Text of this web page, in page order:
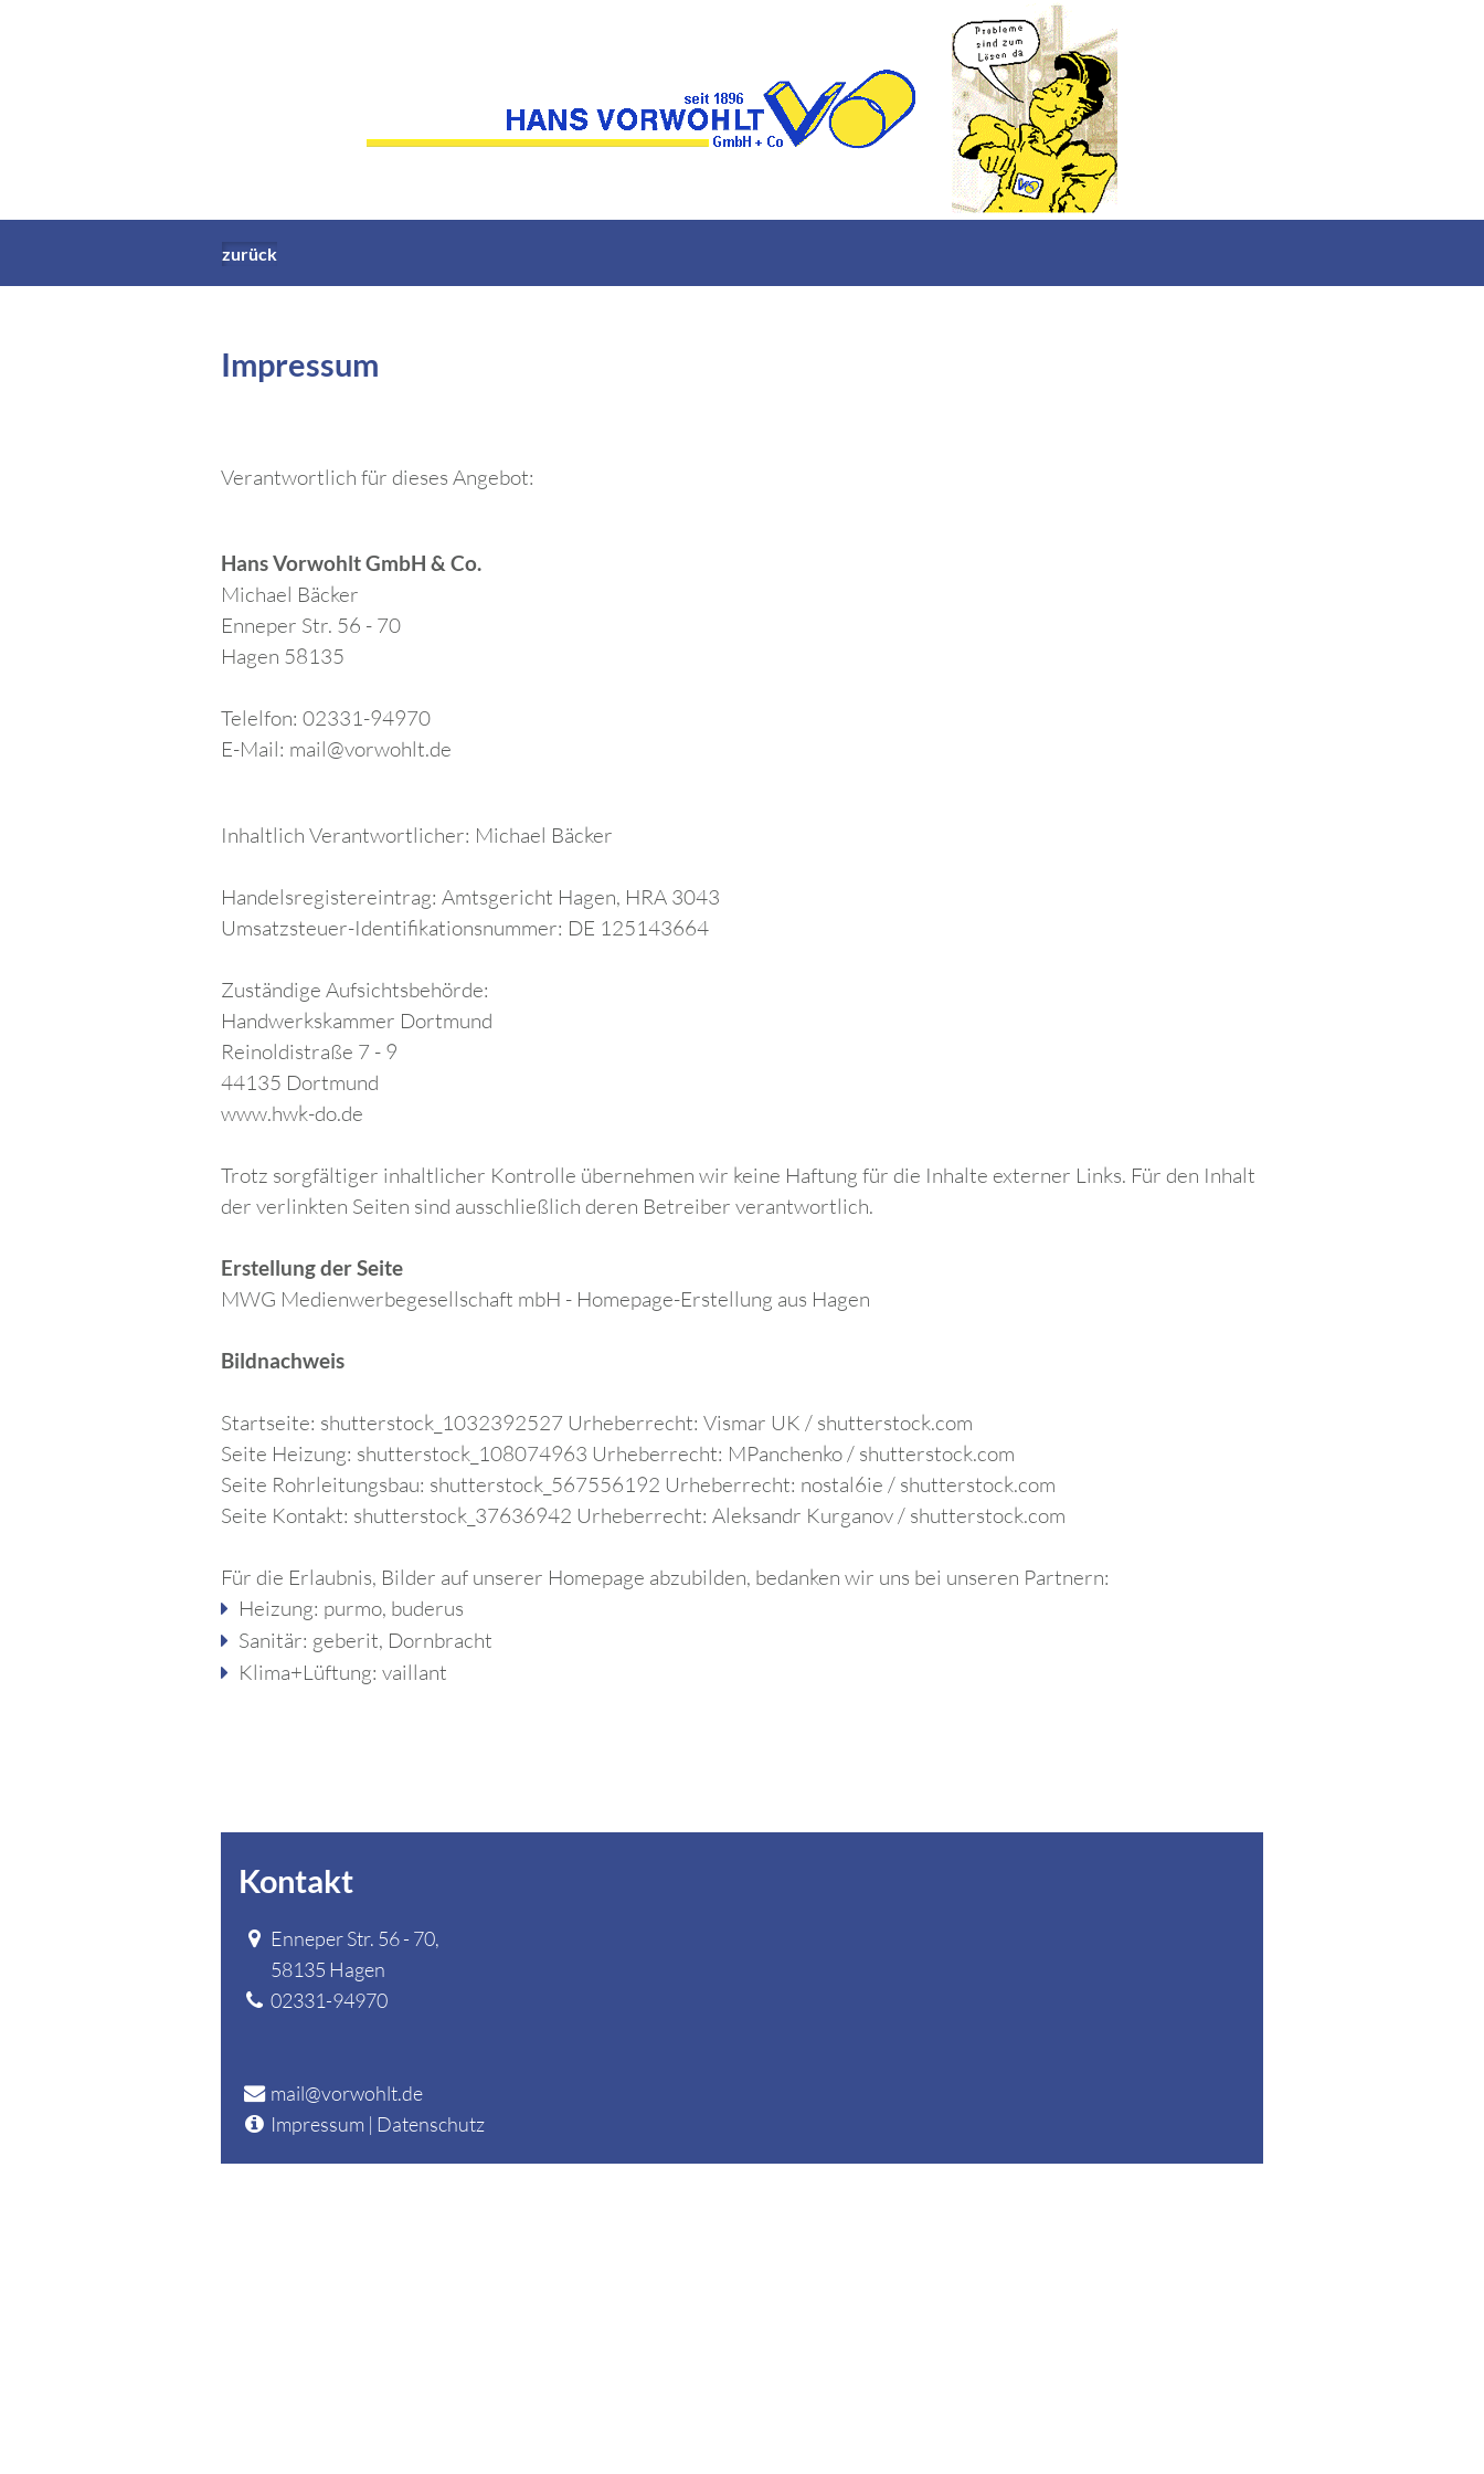
zurück
Impressum
Verantwortlich für dieses Angebot:
Hans Vorwohlt GmbH & Co.
Michael Bäcker
Enneper Str. 56 - 70
Hagen 58135
Telelfon: 02331-94970
E-Mail: mail@vorwohlt.de
Inhaltlich Verantwortlicher: Michael Bäcker
Handelsregistereintrag: Amtsgericht Hagen, HRA 3043
Umsatzsteuer-Identifikationsnummer: DE 125143664
Zuständige Aufsichtsbehörde:
Handwerkskammer Dortmund
Reinoldistraße 7 - 9
44135 Dortmund
www.hwk-do.de
Trotz sorgfältiger inhaltlicher Kontrolle übernehmen wir keine Haftung für die Inhalte externer Links. Für den Inhalt
der verlinkten Seiten sind ausschließlich deren Betreiber verantwortlich.
Erstellung der Seite
MWG Medienwerbegesellschaft mbH - Homepage-Erstellung aus Hagen
Bildnachweis
Startseite: shutterstock_1032392527 Urheberrecht: Vismar UK / shutterstock.com
Seite Heizung: shutterstock_108074963 Urheberrecht: MPanchenko / shutterstock.com
Seite Rohrleitungsbau: shutterstock_567556192 Urheberrecht: nostal6ie / shutterstock.com
Seite Kontakt: shutterstock_37636942 Urheberrecht: Aleksandr Kurganov / shutterstock.com
Für die Erlaubnis, Bilder auf unserer Homepage abzubilden, bedanken wir uns bei unseren Partnern:
Heizung: purmo, buderus
Sanitär: geberit, Dornbracht
Klima+Lüftung: vaillant
Kontakt
Enneper Str. 56 - 70,
58135 Hagen
02331-94970
mail@vorwohlt.de
Impressum | Datenschutz